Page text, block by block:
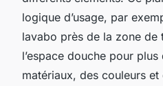
logique d’usage, par
lavabo près de la zone de
l’espace douche pour
matériaux, des couleurs